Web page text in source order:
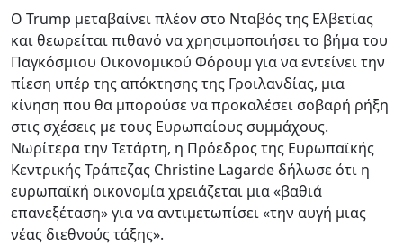
Ο Trump μεταβαίνει πλέον στο Νταβός της Ελβετίας
και θεωρείται πιθανό να χρησιμοποιήσει το βήμα του
Παγκόσμιου Οικονομικού Φόρουμ για να εντείνει την
πίεση υπέρ της απόκτησης της Γροιλανδίας, μια
κίνηση που θα μπορούσε να προκαλέσει σοβαρή ρήξη
στις σχέσεις με τους Ευρωπαίους συμμάχους.
Νωρίτερα την Τετάρτη, η Πρόεδρος της Ευρωπαϊκής
Κεντρικής Τράπεζας Christine Lagarde δήλωσε ότι η
ευρωπαϊκή οικονομία χρειάζεται μια «βαθιά
επανεξέταση» για να αντιμετωπίσει «την αυγή μιας
νέας διεθνούς τάξης».